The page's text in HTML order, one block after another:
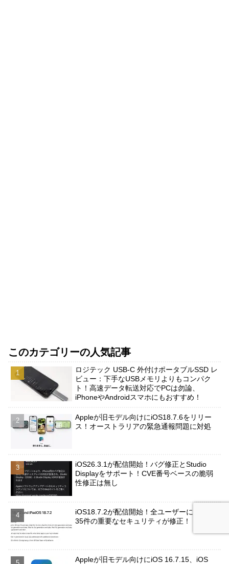
このカテゴリーの人気記事
ロジテック USB-C 外付けポータブルSSD レ
ビュー：下手なUSBメモリよりもコンパク
ト！高速データ転送対応でPCは勿論、
iPhoneやAndroidスマホにもおすすめ！
Appleが旧モデル向けにiOS18.7.6をリリー
ス！オーストラリアの緊急通報問題に対処
iOS26.3.1が配信開始！バグ修正とStudio
Displayをサポート！CVE番号ベースの脆弱
性修正は無し
iOS18.7.2が配信開始！全ユーザーに推奨！
35件の重要なセキュリティが修正！
Appleが旧モデル向けにiOS 16.7.15、iOS